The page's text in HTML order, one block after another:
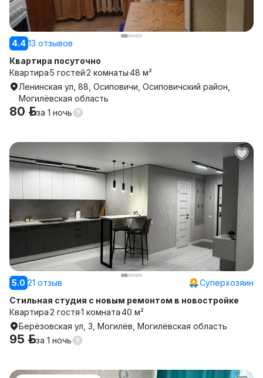
4.4 13 отзывов
Квартира посуточно
Квартира5 гостей2 комнаты48 м²
Ленинская ул, 88, Осиповичи, Осиповичский район,
Могилёвская область
80 р.за 1 ночь
5.0 21 отзыв
Суперхозяин
Стильная студия с новым ремонтом в новостройке
Квартира2 гостя1 комната40 м²
Берёзовская ул, 3, Могилёв, Могилёвская область
95 р.за 1 ночь